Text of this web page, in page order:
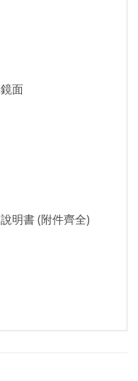
面
明書 (附件齊全)